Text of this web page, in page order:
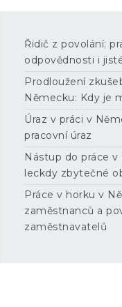
Řidič z povolání:
odpovědnosti i
Prodloužení
Německu: Kdy je
Úraz v práci v
pracovní úraz
Nástup do práce
leckdy zbytečné
Práce v horku v
zaměstnanců a
zaměstnavatelů